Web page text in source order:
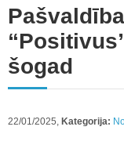
šogad
22/01/2025, Kategorija: